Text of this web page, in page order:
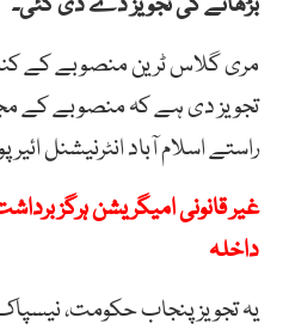
مری گلاس ٹرین منصوبے کے
تجویز دی ہے کہ منصوبے کے
راستے اسلام آباد انٹرنیشنل
غیر قانونی امیگریشن ہرگز
داخلہ
یہ تجویز پنجاب حکومت،